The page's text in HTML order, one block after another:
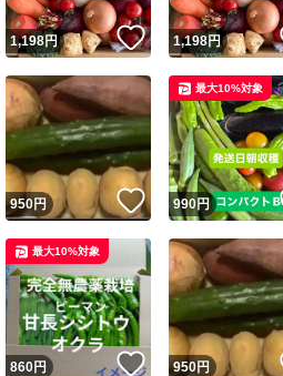
1,198円 いいね！
1,198円
950円 いいね！
990円
最大10%対象
860円 いいね！
最大10%対象
950円